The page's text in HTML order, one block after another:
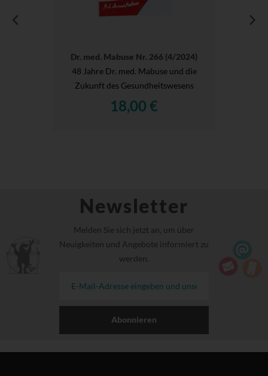
Dr. med. Mabuse Nr. 266 (4/2024)
48 Jahre Dr. med. Mabuse und die
Zukunft des Gesundheitswesens
18,00 €
Newsletter
Melden Sie sich jetzt an, um über
Neuigkeiten und Angebote informiert zu
werden.
Abonnieren